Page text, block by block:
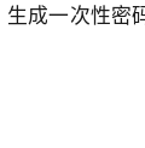
成一次性密